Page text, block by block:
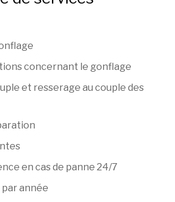
concernant le gonflage
et resserage au couple des
en cas de panne 24/7
par année